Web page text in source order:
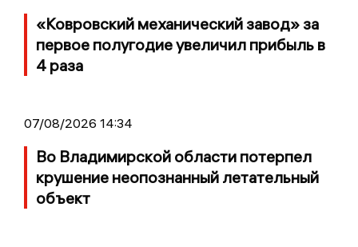
«Ковровский механический завод» за
первое полугодие увеличил прибыль в
4 раза
07/08/2026 14:34
Во Владимирской области потерпел
крушение неопознанный летательный
объект